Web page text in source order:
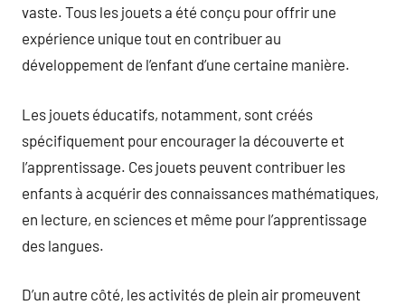
vaste. Tous les jouets a été conçu pour offrir une
expérience unique tout en contribuer au
développement de l’enfant d’une certaine manière.
Les jouets éducatifs, notamment, sont créés
spécifiquement pour encourager la découverte et
l’apprentissage. Ces jouets peuvent contribuer les
enfants à acquérir des connaissances mathématiques,
en lecture, en sciences et même pour l’apprentissage
des langues.
D’un autre côté, les activités de plein air promeuvent